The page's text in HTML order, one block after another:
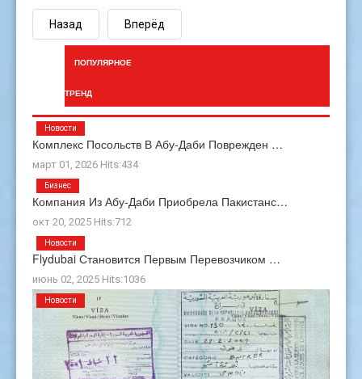
Назад Вперёд
ПОПУЛЯРНОЕ
ТРЕНД
Комплекс Посольств В Абу-Даби Поврежден …
март 01, 2026 Hits:434
Новости
Компания Из Абу-Даби Приобрела Пакистанс…
окт 20, 2025 Hits:712
Бизнес
Flydubai Становится Первым Перевозчиком …
июнь 02, 2025 Hits:1036
Новости
Новости